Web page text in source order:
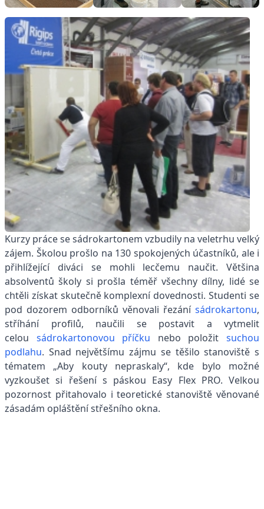
Kurzy práce se sádrokartonem vzbudily na veletrhu velký
zájem. Školou prošlo na 130 spokojených účastníků, ale i
přihlížející diváci se mohli lecčemu naučit. Většina
absolventů školy si prošla téměř všechny dílny, lidé se
chtěli získat skutečně komplexní dovednosti. Studenti se
pod dozorem odborníků věnovali řezání sádrokartonu,
stříhání profilů, naučili se postavit a vytmelit
celou sádrokartonovou příčku nebo položitsuchou
podlahu. Snad největšímu zájmu se těšilo stanoviště s
tématem „Aby kouty nepraskaly“, kde bylo možné
vyzkoušet si řešení s páskou Easy Flex PRO. Velkou
pozornost přitahovalo i teoretické stanoviště věnované
zásadám opláštění střešního okna.